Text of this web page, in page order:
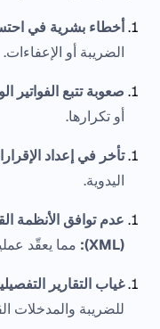
أخطاء بشرية في
الضريبة أو الإعفاءات.
صعوبة تتبع الفواتير
أو تكرارها.
تأخر في إعداد
اليدوية.
عدم توافق الأنظمة
(XML):
مما يعقّد
غياب التقارير
للضريبة والمدخلات